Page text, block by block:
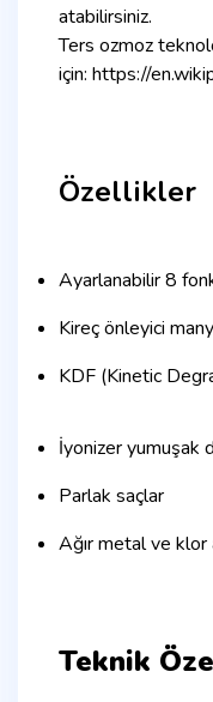
atabilirsiniz.
Ters ozmoz
için: https://
Özellikler
Ayarlanabilir 8
Kireç önleyici
KDF (Kinetic
İyonizer yumuşak
Parlak saçlar
Ağır metal ve klor
Teknik